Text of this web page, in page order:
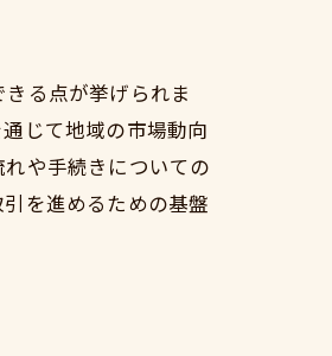
る点が挙げられま
じて地域の市場動向
や手続きについての
を進めるための基盤